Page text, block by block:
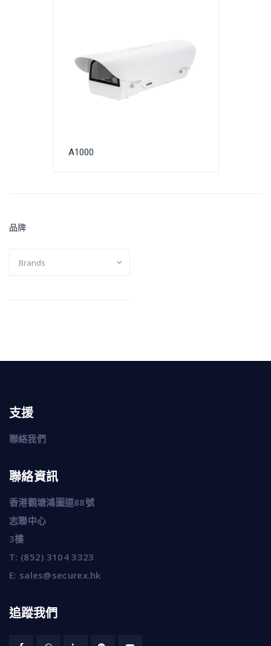
A1000
品牌
支援
聯絡我們
聯絡資訊
香港觀塘鴻圖道88號
志聯中心
3樓
T: (852) 3104 3323
E: sales@securex.hk
追蹤我們